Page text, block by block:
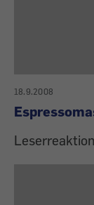
18.9.2008